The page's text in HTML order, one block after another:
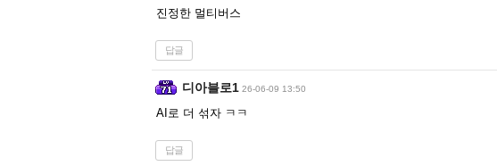
진정한 멀티버스
답글
디아블로1 26-06-09 13:50
AI로 더 섞자 ㅋㅋ
답글